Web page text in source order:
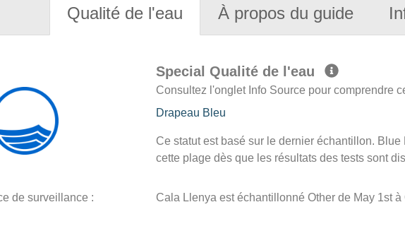
Qualité de l'eau À propos du guide
Special Qualité de l'eau
Consultez l'onglet Info Source pour comprendre
Drapeau Bleu
Ce statut est basé sur le dernier échantillon.
cette plage dès que les résultats des tests sont
de surveillance : Cala Llenya est échantillonné Other de May 1st à